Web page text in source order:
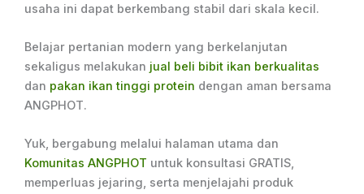
usaha ini dapat berkembang stabil dari skala kecil.
Belajar pertanian modern yang berkelanjutan
sekaligus melakukan jual beli bibit ikan berkualitas
dan pakan ikan tinggi protein dengan aman bersama
ANGPHOT.
Yuk, bergabung melalui halaman utama dan
Komunitas ANGPHOT untuk konsultasi GRATIS,
memperluas jejaring, serta menjelajahi produk